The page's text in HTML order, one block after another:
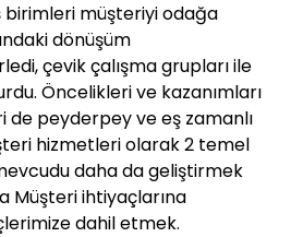
birimleri müşteriyi odağa
dönüşüm
çevik çalışma grupları ile
Öncelikleri ve kazanımları
peyderpey ve eş zamanlı
hizmetleri olarak 2 temel
daha da geliştirmek
Müşteri ihtiyaçlarına
dahil etmek.